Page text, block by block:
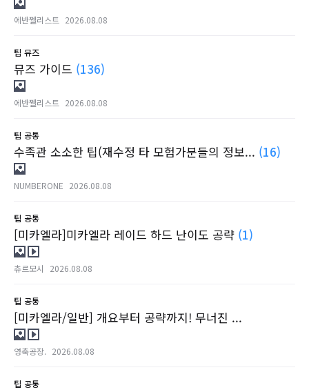
에반쩰리스트 2026.08.08
팁 뮤즈
뮤즈 가이드 (136)
에반쩰리스트 2026.08.08
팁 공통
수족관 소소한 팁(재수정 타 모험가분들의 정보... (16)
NUMBERONE 2026.08.08
팁 공통
[미카엘라]미카엘라 레이드 하드 난이도 공략 (1)
츄르모시 2026.08.08
팁 공통
[미카엘라/일반] 개요부터 공략까지! 무너진 ...
영축공장. 2026.08.08
팁 공통